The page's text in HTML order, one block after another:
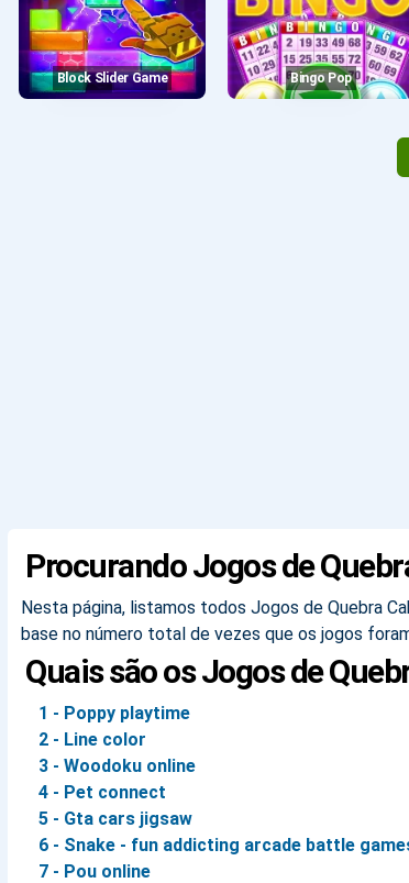
Block Slider Game Bingo Pop
Procurando Jogos de
Nesta página, listamos todos Jogos de Quebra
base no número total de vezes que os jogos
Quais são os Jogos de
1 - Poppy playtime
2 - Line color
3 - Woodoku online
4 - Pet connect
5 - Gta cars jigsaw
6 - Snake - fun addicting arcade battle
7 - Pou online